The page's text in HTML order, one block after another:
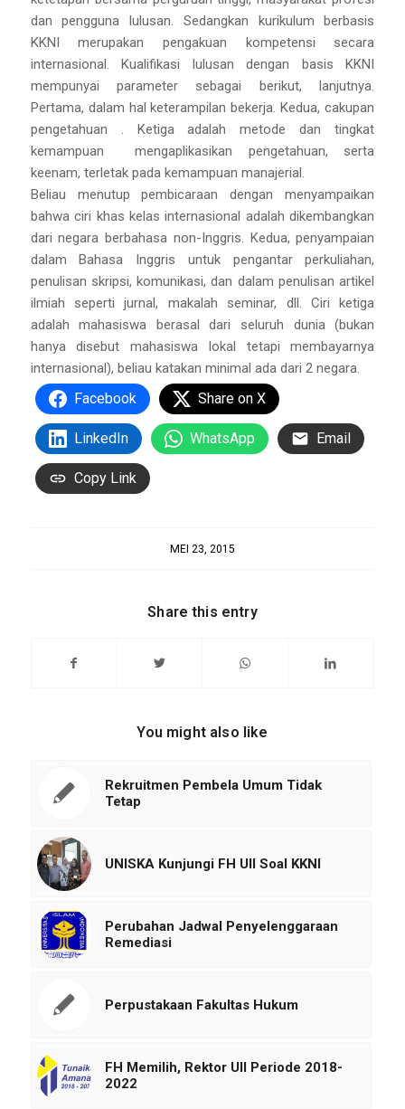
dan pengguna lulusan. Sedangkan kurikulum berbasis
KKNI merupakan pengakuan kompetensi secara
internasional. Kualifikasi lulusan dengan basis KKNI
mempunyai parameter sebagai berikut, lanjutnya.
Pertama, dalam hal keterampilan bekerja. Kedua, cakupan
pengetahuan . Ketiga adalah metode dan tingkat
kemampuan mengaplikasikan pengetahuan, serta
keenam, terletak pada kemampuan manajerial.
Beliau menutup pembicaraan dengan menyampaikan
bahwa ciri khas kelas internasional adalah dikembangkan
dari negara berbahasa non-Inggris. Kedua, penyampaian
dalam Bahasa Inggris untuk pengantar perkuliahan,
penulisan skripsi, komunikasi, dan dalam penulisan artikel
ilmiah seperti jurnal, makalah seminar, dll. Ciri ketiga
adalah mahasiswa berasal dari seluruh dunia (bukan
hanya disebut mahasiswa lokal tetapi membayarnya
internasional), beliau katakan minimal ada dari 2 negara.
Facebook Share on X
LinkedIn WhatsApp Email
Copy Link
MEI 23, 2015
Share this entry
You might also like
Rekruitmen Pembela Umum Tidak
Tetap
UNISKA Kunjungi FH UII Soal KKNI
Perubahan Jadwal Penyelenggaraan
Remediasi
Perpustakaan Fakultas Hukum
FH Memilih, Rektor UII Periode 2018-
2022